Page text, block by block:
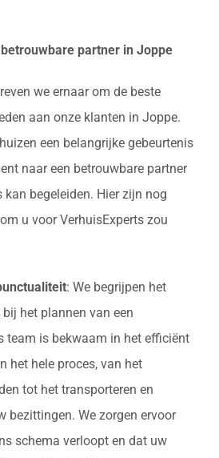
partner in Joppe
we ernaar om de beste
aan onze klanten in Joppe.
een belangrijke gebeurtenis
naar een betrouwbare partner
kan begeleiden. Hier zijn nog
u voor VerhuisExperts zou
: We begrijpen het
het plannen van een
team is bekwaam in het efficiënt
het hele proces, van het
tot het transporteren en
bezittingen. We zorgen ervoor
schema verloopt en dat uw